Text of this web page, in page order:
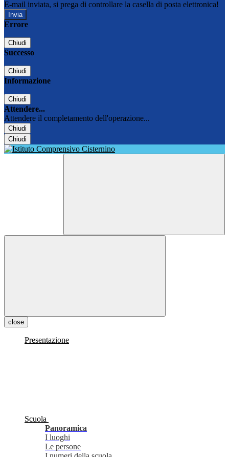
E-mail inviata, si prega di controllare la casella di posta elettronica!
Errore
Chiudi
Successo
Chiudi
Informazione
Chiudi
Attendere...
Attendere il completamento dell'operazione...
Chiudi
Chiudi
close
Presentazione
Scuola
Panoramica
I luoghi
Le persone